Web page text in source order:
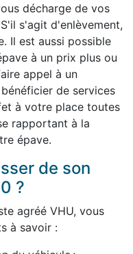
décharge de vos
s'agit d'enlèvement,
Il est aussi possible
à un prix plus ou
appel à un
de services
à votre place toutes
rapportant à la
épave.
de son
?
agréé VHU, vous
à savoir :